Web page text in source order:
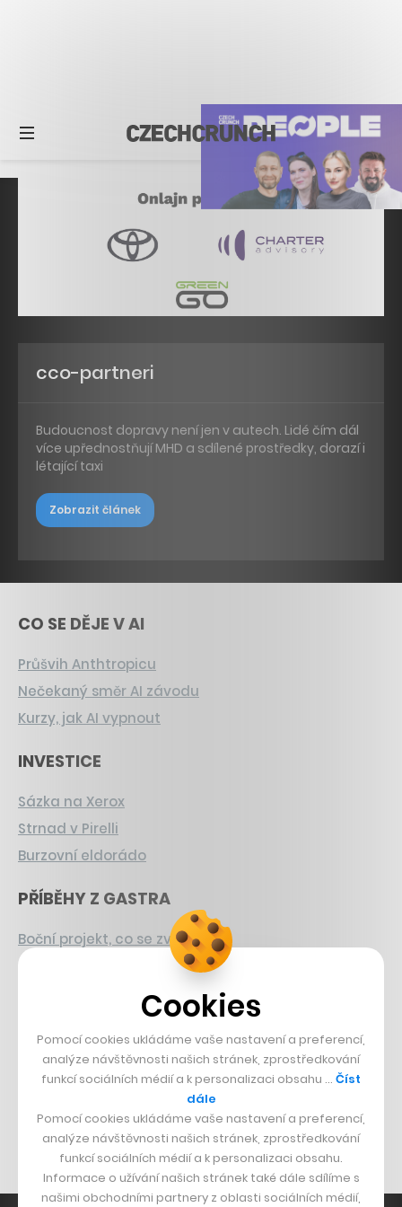
cco-partneri
Budoucnost dopravy není jen v autech. Lidé čím dál
více upřednostňují MHD a sdílené prostředky, dorazí i
létající taxi
Zobrazit článek
CO SE DĚJE V AI
Průšvih Anthtropicu
Nečekaný směr AI závodu
Kurzy, jak AI vypnout
INVESTICE
Sázka na Xerox
Strnad v Pirelli
Burzovní eldorádo
PŘÍBĚHY Z GASTRA
Boční projekt, co se zvrtnul
Francouzský šéfkuchař na Šumavě
Dva golfisti, co pečou
DESIGN
Bomma není tichá
Nábytek z betonu
Cookies
Pomocí cookies ukládáme vaše nastavení a preferencí,
analýze návštěvnosti našich stránek, zprostředkování
funkcí sociálních médií a k personalizaci obsahu … Číst
dále
Pomocí cookies ukládáme vaše nastavení a preferencí,
analýze návštěvnosti našich stránek, zprostředkování
funkcí sociálních médií a k personalizaci obsahu.
Informace o užívání našich stránek také dále sdílíme s
našimi obchodními partnery z oblasti sociálních médií,